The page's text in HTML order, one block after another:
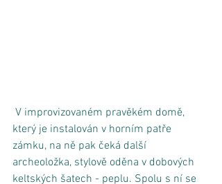
který je instalován v horním patře
zámku, na ně pak čeká další
archeoložka, stylově oděna v dobových
keltských šatech - peplu. Spolu s ní se